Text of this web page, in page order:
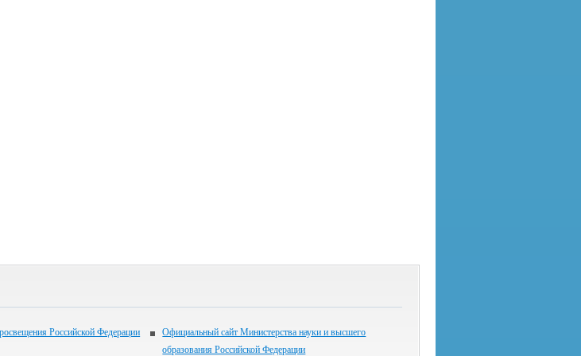
Российской Федерации
Официальный сайт Министерства науки и высшего
образования Российской Федерации